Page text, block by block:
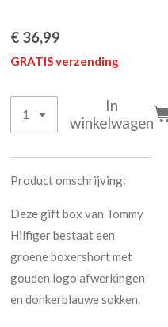
€ 36,99
GRATIS verzending
In
winkelwagen
Product omschrijving:
Deze gift box van Tommy
Hilfiger bestaat een
groene boxershort met
gouden logo afwerkingen
en donkerblauwe sokken.